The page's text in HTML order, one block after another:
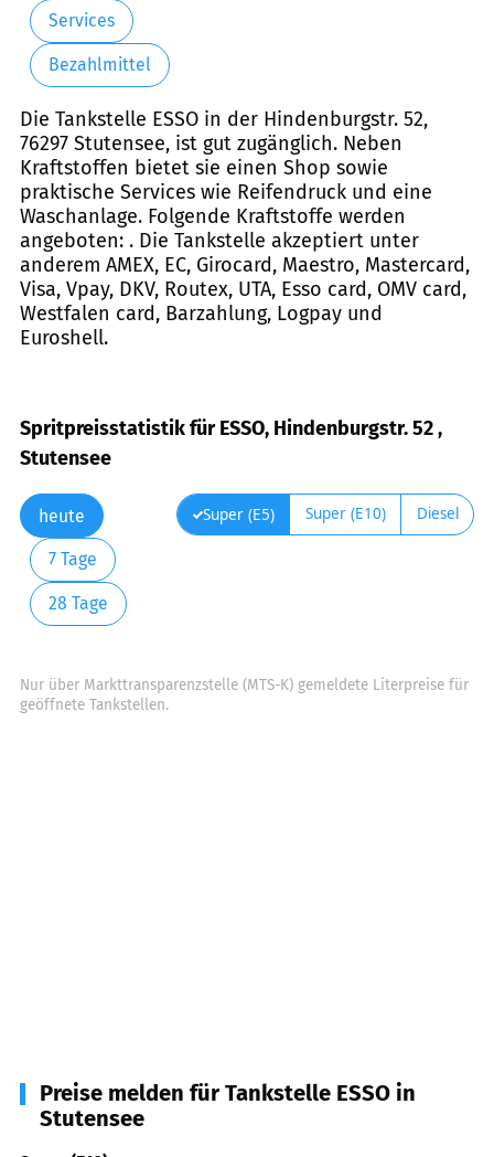
Services
Bezahlmittel
Die Tankstelle ESSO in der Hindenburgstr. 52,
76297 Stutensee, ist gut zugänglich. Neben
Kraftstoffen bietet sie einen Shop sowie
praktische Services wie Reifendruck und eine
Waschanlage. Folgende Kraftstoffe werden
angeboten: . Die Tankstelle akzeptiert unter
anderem AMEX, EC, Girocard, Maestro, Mastercard,
Visa, Vpay, DKV, Routex, UTA, Esso card, OMV card,
Westfalen card, Barzahlung, Logpay und
Euroshell.
Spritpreisstatistik für ESSO, Hindenburgstr. 52 ,
Stutensee
heute
7 Tage
28 Tage
Super (E5) Super (E10) Diesel
Nur über Markttransparenzstelle (MTS-K) gemeldete Literpreise für
geöffnete Tankstellen.
Preise melden für Tankstelle ESSO in
Stutensee